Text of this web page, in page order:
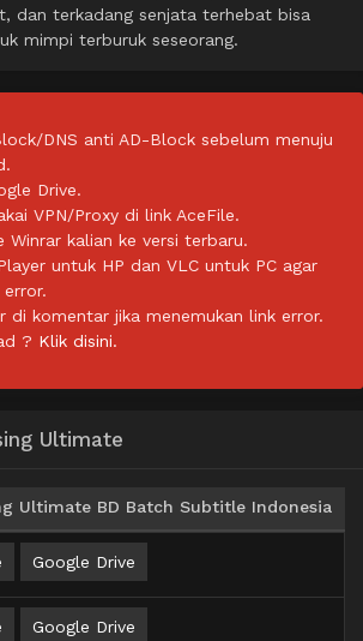
dan terkadang senjata terhebat bisa
mimpi terburuk seseorang.
DNS anti AD-Block sebelum menuju
Drive.
VPN/Proxy di link AceFile.
Winrar kalian ke versi terbaru.
untuk HP dan VLC untuk PC agar
di komentar jika menemukan link error.
? Klik disini.
Ultimate
Ultimate BD Batch Subtitle Indonesia
Google Drive
Google Drive